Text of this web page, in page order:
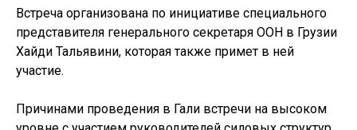
Встреча организована по инициативе специального
представителя генерального секретаря ООН в Грузии
Хайди Тальявини, которая также примет в ней
участие.
Причинами проведения в Гали встречи на высоком